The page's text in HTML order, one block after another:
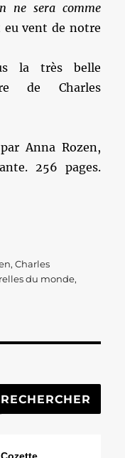
ne sera comme
eu vent de notre
la très belle
de Charles
par Anna Rozen,
256 pages.
,Charles
du monde,
RECHERCHER